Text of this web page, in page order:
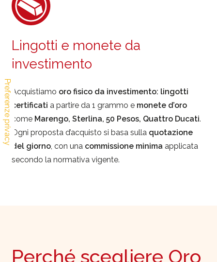
Lingotti e monete da
investimento
Acquistiamo oro fisico da investimento: lingotti
certificati a partire da 1 grammo e monete d’oro
come Marengo, Sterlina, 50 Pesos, Quattro Ducati.
Ogni proposta d’acquisto si basa sulla quotazione
del giorno, con una commissione minima applicata
secondo la normativa vigente.
Perché scegliere Oro